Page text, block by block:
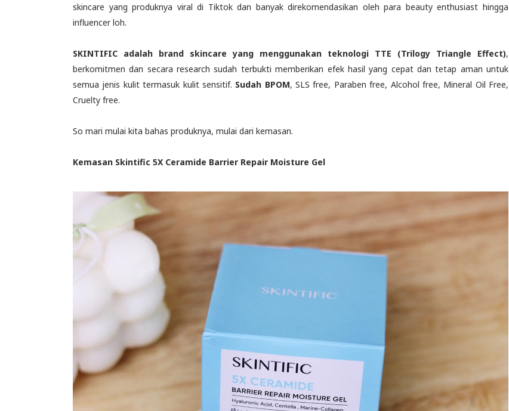
skincare yang produknya viral di Tiktok dan banyak direkomendasikan oleh para beauty enthusiast hingga
influencer loh.
SKINTIFIC adalah brand skincare yang menggunakan teknologi TTE (Trilogy Triangle Effect),
berkomitmen dan secara research sudah terbukti memberikan efek hasil yang cepat dan tetap aman untuk
semua jenis kulit termasuk kulit sensitif. Sudah BPOM, SLS free, Paraben free, Alcohol free, Mineral Oil Free,
Cruelty free.
So mari mulai kita bahas produknya, mulai dari kemasan.
Kemasan Skintific 5X Ceramide Barrier Repair Moisture Gel